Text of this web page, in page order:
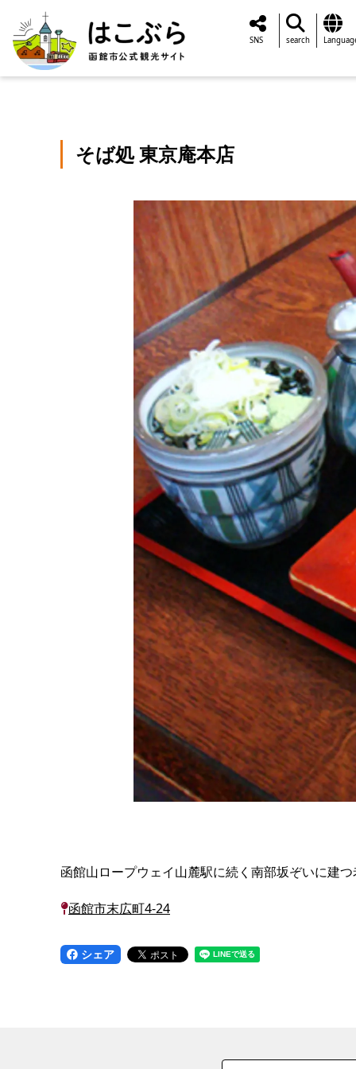
SNS search
そば処 東京庵本店
函館山ロープウェイ山麓駅に続く南部坂ぞいに建
函館市末広町4-24
シェア